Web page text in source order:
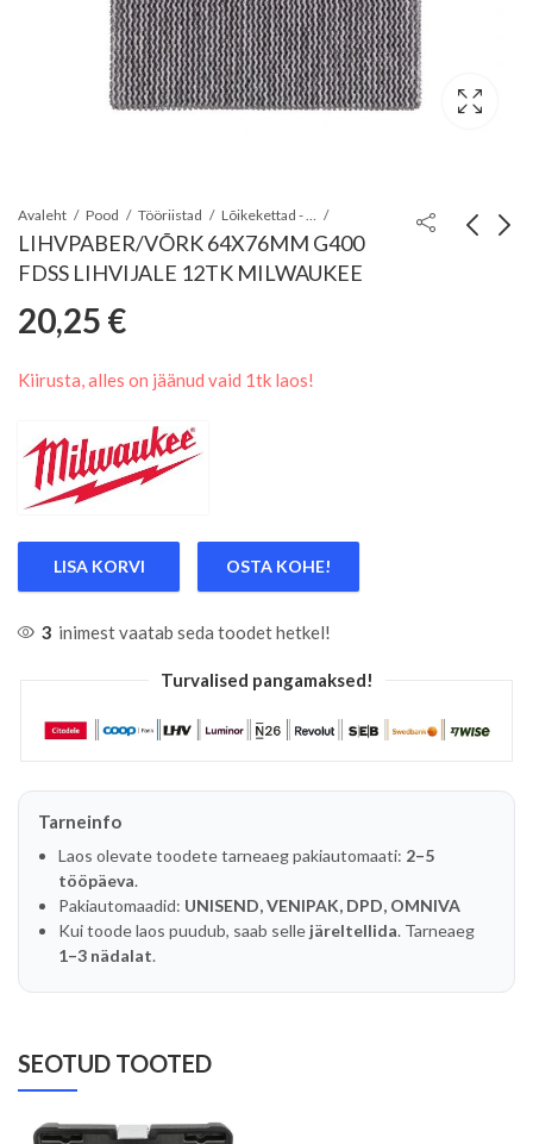
Avaleht Pood Tööriistad
LIHVPABER/VÕRK 64X76MM G400
FDSS LIHVIJALE 12TK MILWAUKEE
20,25 €
Kiirusta, alles on jäänud vaid 1tk laos!
LISA KORVI OSTA KOHE!
3 inimest vaatab seda toodet hetkel!
Turvalised pangamaksed!
Tarneinfo
Laos olevate toodete tarneaeg pakiautomaati: 2–5
tööpäeva.
Pakiautomaadid: UNISEND, VENIPAK, DPD, OMNIVA
Kui toode laos puudub, saab selle järeltellida. Tarneaeg
1–3 nädalat.
SEOTUD TOOTED